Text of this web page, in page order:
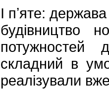
І пʼяте:
будівництво
потужностей
складний в
реалізували